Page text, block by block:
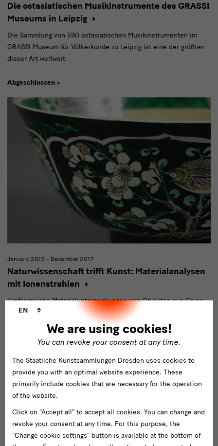
Die ostasiatischen Musikinstrumente des GRASSI
Museums in Leipzig
Die Sammlung von 590 ostasiatischen Musikinstrumenten im
GRASSI Museum für Völkerkunde zu Leipzig ist eine der größten
dieser Art weltweit.
Abgeschlossen
January 2015 - December 2017
Naturwissenschaft trifft Kunst: Materialanalysen
mit Ionenstrahlen
Umfangreiche Materialuntersuchungen von Objekten aus China
und Japan unterstützen die Alters- und Echtheitsbestimmung.
Research program: Europa / Welt
We are using cookies!
You can revoke your consent at any time.
Language
EN
The Staatliche Kunstsammlungen Dresden uses cookies to
provide you with an optimal website experience. These
primarily include cookies that are necessary for the operation
of the website.
Click on "Accept all" to accept all cookies. You can change and
revoke your consent at any time. For this purpose, the
"Change cookie settings" button is available at the bottom of